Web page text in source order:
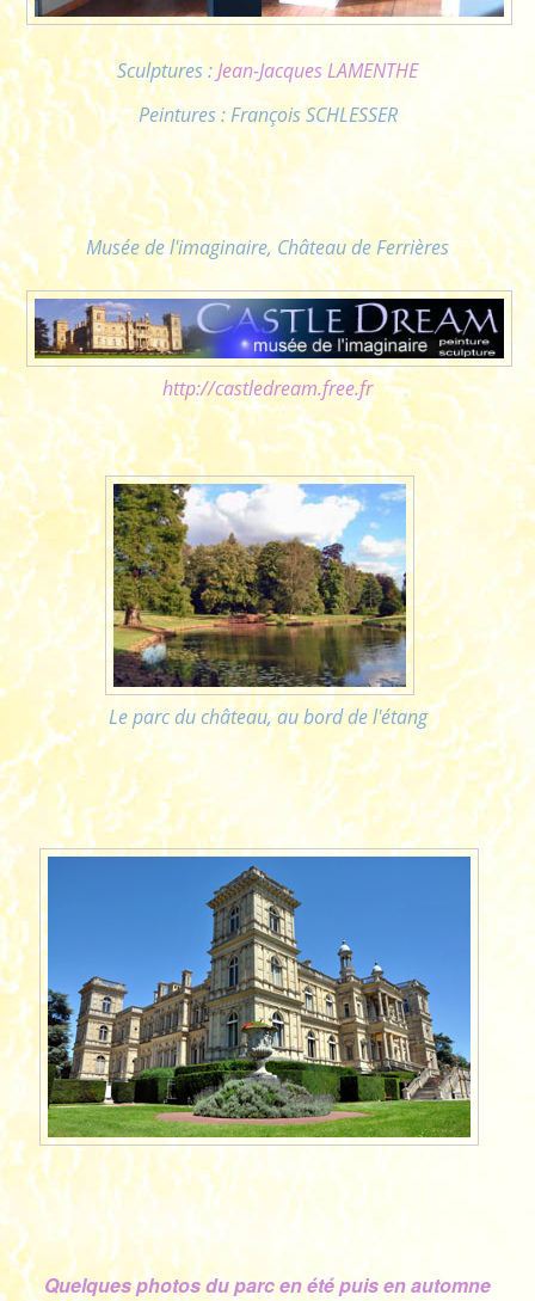
Sculptures :Jean-Jacques LAMENTHE
Peintures : François SCHLESSER
Musée de l'imaginaire, Château de Ferrières
http://castledream.free.fr
Le parc du château, au bord de l'étang
Quelques photos du parc en été puis en automne